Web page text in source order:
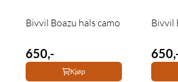
Bivvil Boazu hals camo
650,-
Kjøp
Bivvil